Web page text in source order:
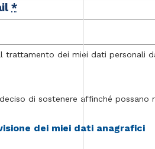
*
trattamento dei miei dati personali
di sostenere affinché possano
dei miei dati anagrafici